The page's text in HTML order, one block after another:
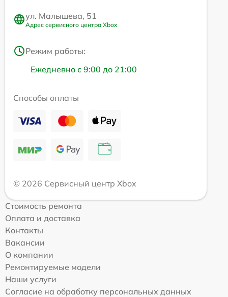
ул. Малышева, 51
Адрес сервисного центра Xbox
Режим работы:
Ежедневно с 9:00 до 21:00
Способы оплаты
© 2026 Сервисный центр Xbox
Стоимость ремонта
Оплата и доставка
Контакты
Вакансии
О компании
Ремонтируемые модели
Наши услуги
Согласие на обработку персональных данных